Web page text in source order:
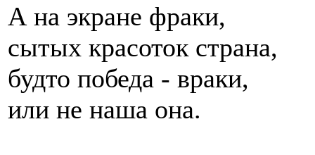
А на экране фраки,
сытых красоток страна,
будто победа - враки,
или не наша она.